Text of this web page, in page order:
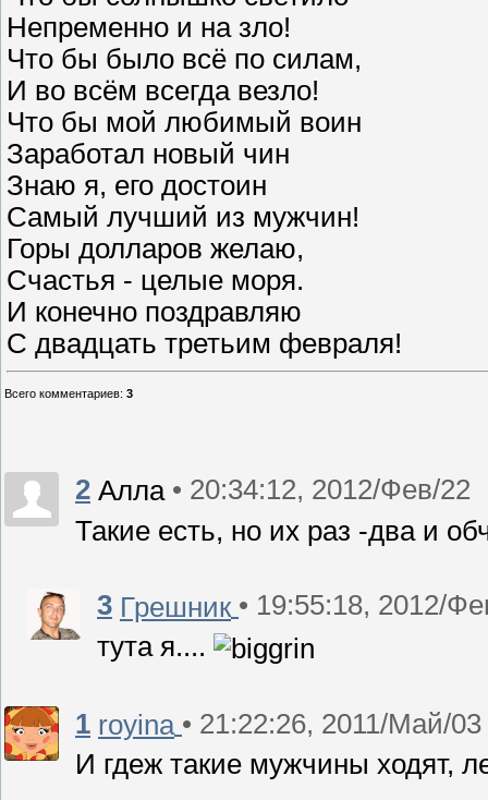
Непременно и на зло!
Что бы было всё по силам,
И во всём всегда везло!
Что бы мой любимый воин
Заработал новый чин
Знаю я, его достоин
Самый лучший из мужчин!
Горы долларов желаю,
Счастья - целые моря.
И конечно поздравляю
С двадцать третьим февраля!
Всего комментариев: 3
2 Алла • 20:34:12, 2012/Фев/22
Такие есть, но их раз -два и
3 Грешник • 19:55:18, 2012/
тута я....
1 royina • 21:22:26, 2011/Май/03
И гдеж такие мужчины ходят,